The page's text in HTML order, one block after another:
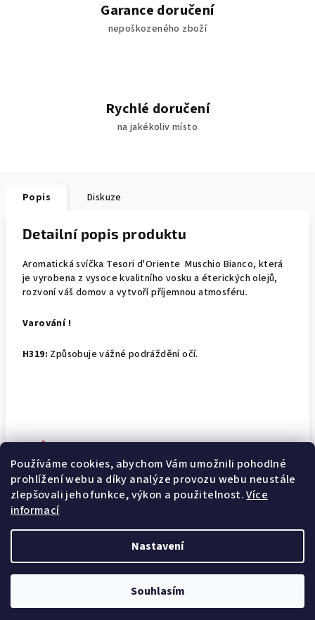
Používáme cookies, abychom Vám umožnili pohodlné
prohlížení webu a díky analýze provozu webu neustále
zlepšovali jeho funkce, výkon a použitelnost.Více
informací
Nastavení
Souhlasím
Garance doručení
nepoškozeného zboží
Rychlé doručení
na jakékoliv místo
Popis Diskuze
Detailní popis produktu
Aromatická svíčka Tesori d'Oriente Muschio Bianco, která
je vyrobena z vysoce kvalitního vosku a éterických olejů,
rozvoní váš domov a vytvoří příjemnou atmosféru.
Varování !
H319: Způsobuje vážné podráždění očí.
Vytvořil Shoptet